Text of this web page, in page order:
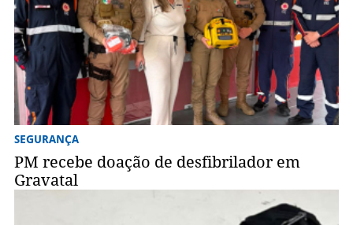
SEGURANÇA
PM recebe doação de desfibrilador em
Gravatal